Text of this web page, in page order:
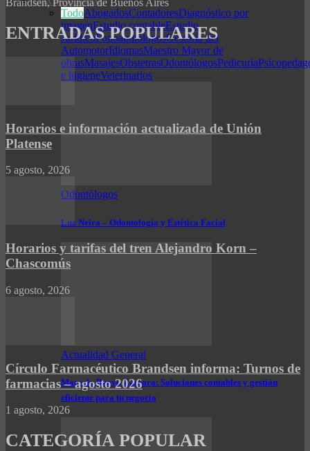
GUÍA PROFESIONAL
TodoAbogadosContadoresDiagnóstico por
imagenEstudio contableEstudio
JurídicoFonoaudiólogosGestoría del
AutomotorIdiomasMaestro Mayor de
obrasMasajesObstetrasOdontólogosPedicuría
e higieneVeterinarios
Odontólogos
Luz Neira – Odontología y Estética Facial
Actualidad General
Marcelo Bravo Zamora: Soluciones contables y gestión
eficiente para tu negocio
Brandsen, Provincia de Buenos Aires
ENTRADAS POPULARES
Horarios e información actualizada de Unión
Platense
5 agosto, 2026
Horarios y tarifas del tren Alejandro Korn –
Chascomús
6 agosto, 2026
Círculo Farmacéutico Brandsen informa: Turnos de
farmacias – agosto 2026
1 agosto, 2026
CATEGORÍA POPULAR